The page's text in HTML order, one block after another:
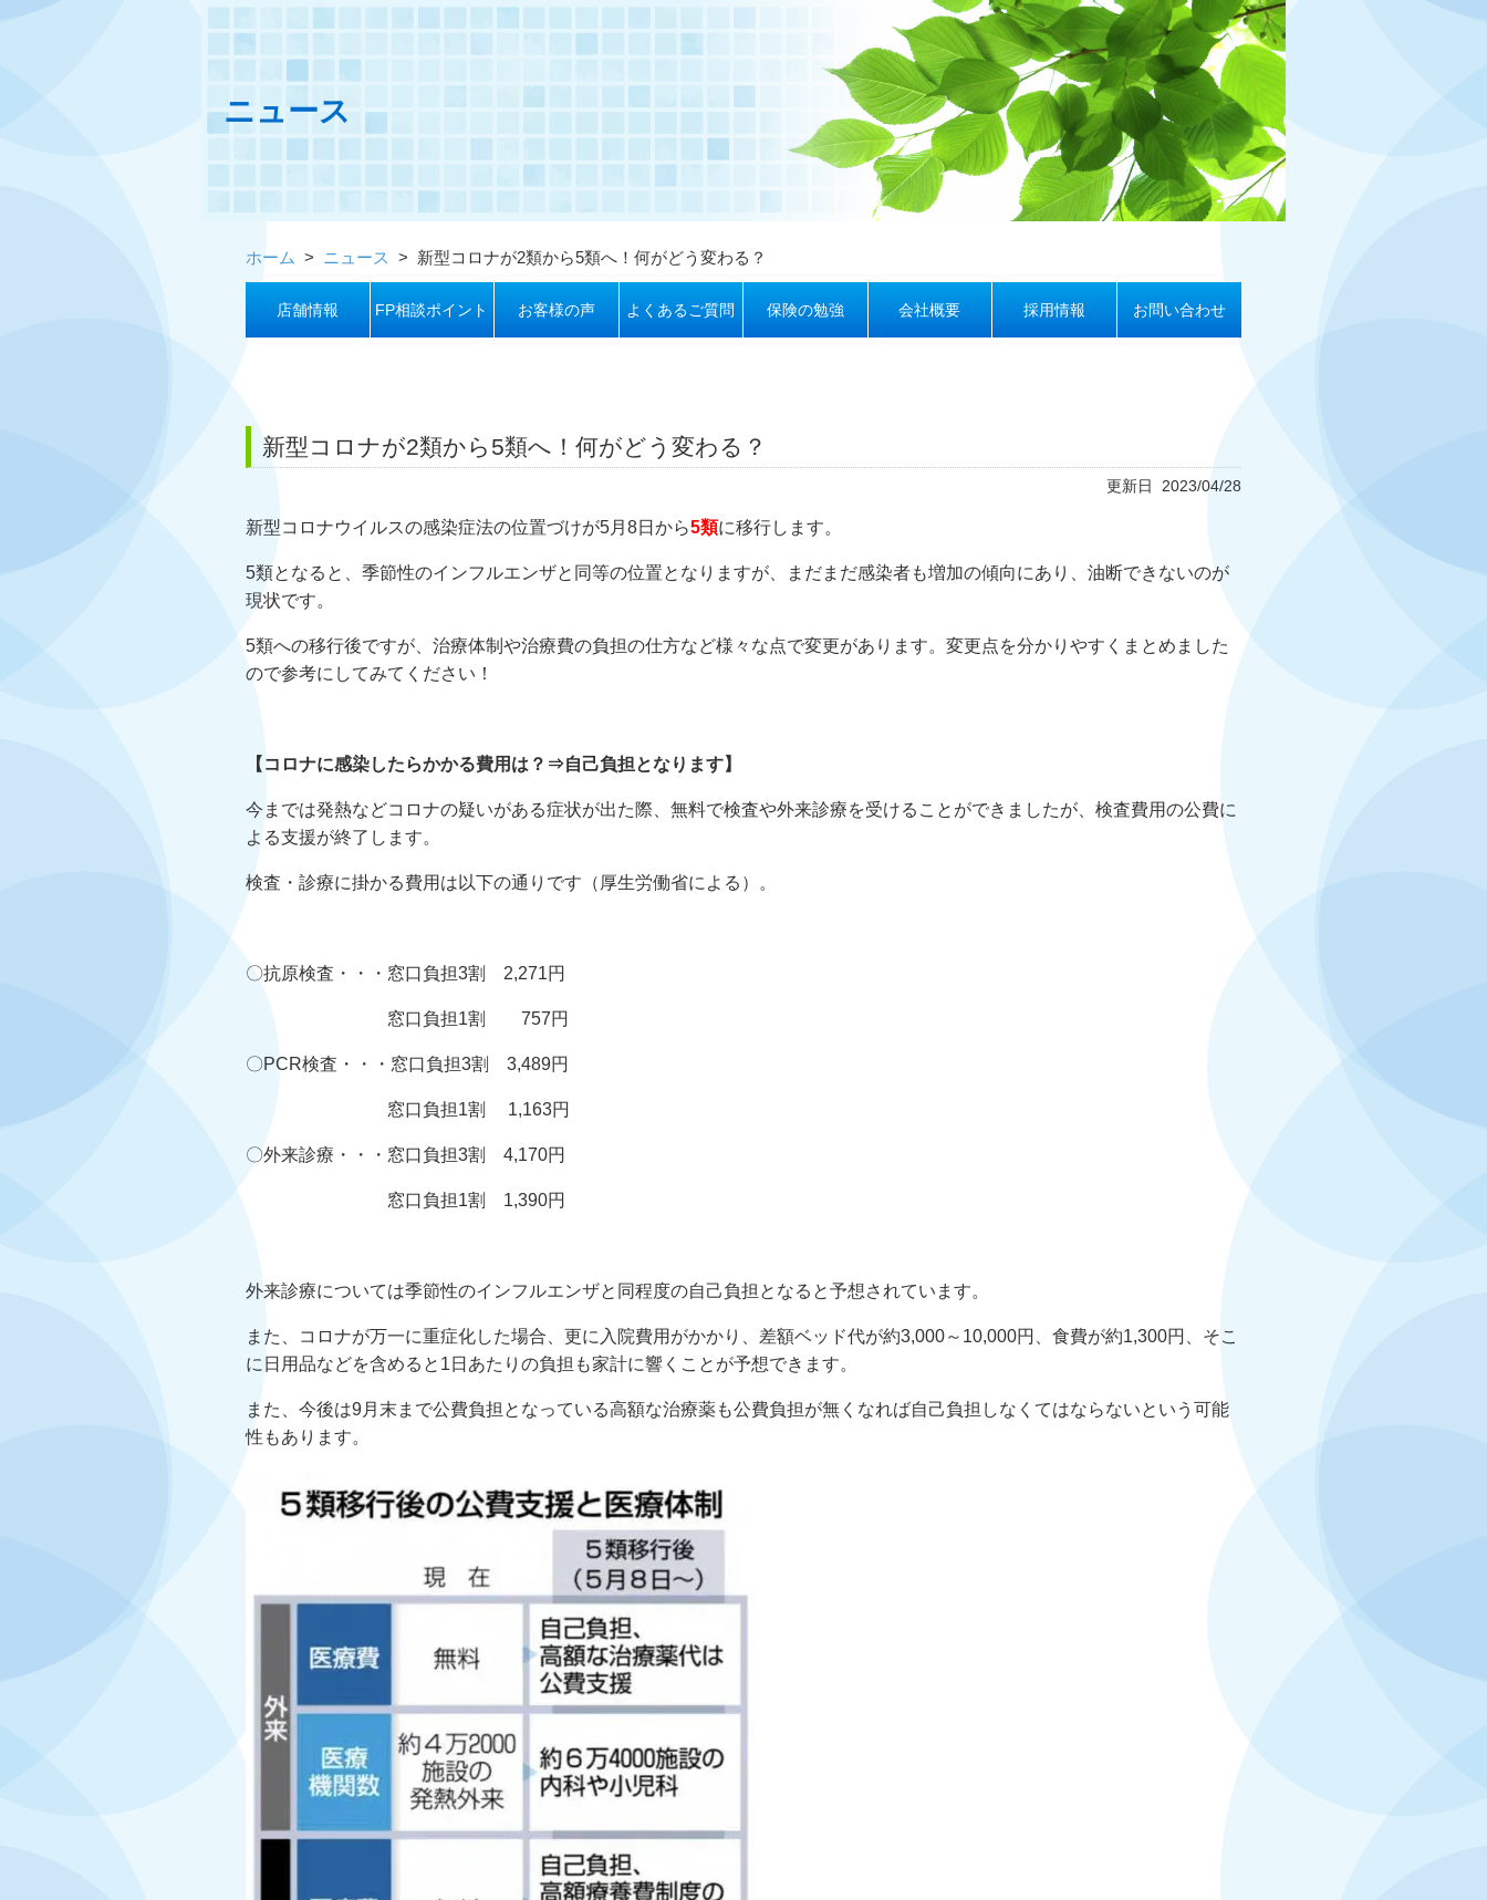
ニュース
ホーム > ニュース > 新型コロナが2類から5類へ！何がどう変わる？
店舗情報 FP相談ポイント お客様の声 よくあるご質問 保険の勉強 会社概要 採用情報 お問い合わせ
新型コロナが2類から5類へ！何がどう変わる？
更新日 2023/04/28
新型コロナウイルスの感染症法の位置づけが5月8日から5類に移行します。
5類となると、季節性のインフルエンザと同等の位置となりますが、まだまだ感染者も増加の傾向にあり、油断できないのが
現状です。
5類への移行後ですが、治療体制や治療費の負担の仕方など様々な点で変更があります。変更点を分かりやすくまとめました
ので参考にしてみてください！
【コロナに感染したらかかる費用は？⇒自己負担となります】
今までは発熱などコロナの疑いがある症状が出た際、無料で検査や外来診療を受けることができましたが、検査費用の公費に
よる支援が終了します。
検査・診療に掛かる費用は以下の通りです（厚生労働省による）。
〇抗原検査・・・窓口負担3割 2,271円
窓口負担1割 757円
〇PCR検査・・・窓口負担3割 3,489円
窓口負担1割 1,163円
〇外来診療・・・窓口負担3割 4,170円
窓口負担1割 1,390円
外来診療については季節性のインフルエンザと同程度の自己負担となると予想されています。
また、コロナが万一に重症化した場合、更に入院費用がかかり、差額ベッド代が約3,000～10,000円、食費が約1,300円、そこ
に日用品などを含めると1日あたりの負担も家計に響くことが予想できます。
また、今後は9月末まで公費負担となっている高額な治療薬も公費負担が無くなれば自己負担しなくてはならないという可能
性もあります。